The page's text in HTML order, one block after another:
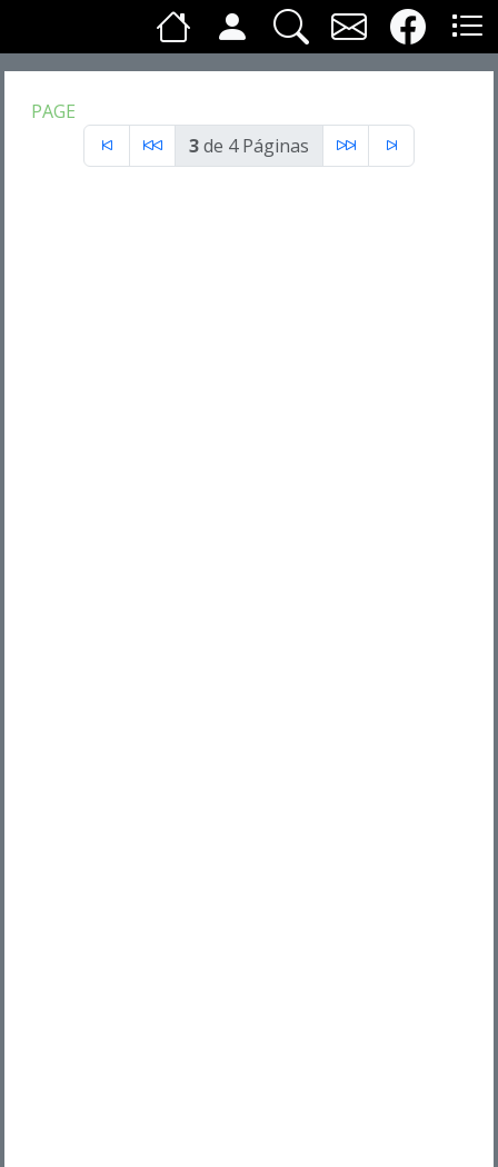
PAGE
3de 4 Páginas